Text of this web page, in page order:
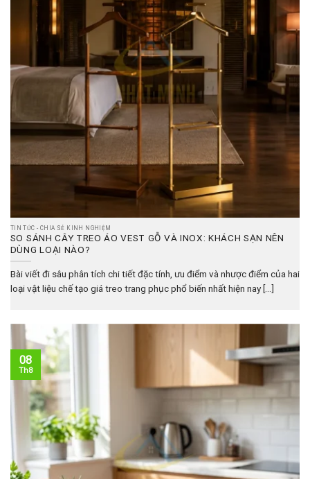
TIN TỨC - CHIA SẺ KINH NGHIỆM
SO SÁNH CÂY TREO ÁO VEST GỖ VÀ INOX: KHÁCH SẠN NÊN
DÙNG LOẠI NÀO?
Bài viết đi sâu phân tích chi tiết đặc tính, ưu điểm và nhược điểm của hai
loại vật liệu chế tạo giá treo trang phục phổ biến nhất hiện nay [...]
08
Th8